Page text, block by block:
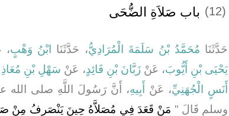
(12) باب صَلاَةِ الضُّحَى
حَدَّثَنَا مُحَمَّدُ بْنُ سَلَمَةَ الْمُرَادِيُّ، حَدَّثَنَا ابْنُ وَهْبٍ،
يَحْيَى بْنِ أَيُّوبَ، عَنْزَبَّانَ بْنِ فَائِدٍ، عَنْ سَهْلِ بْنِ
أَنَسٍ الْجُهَنِيِّ، عَنْ أَبِيهِ، أَنَّ رَسُولَ اللَّهِ صلى الله
وسلم قَالَ ‏"‏ مَنْ قَعَدَ فِي مُصَلاَّهُ حِينَ يَنْصَرِفُ مِنْ